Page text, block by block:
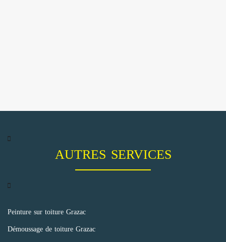
AUTRES SERVICES
Peinture sur toiture Grazac
Démoussage de toiture Grazac